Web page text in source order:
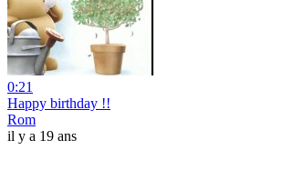
0:21
Happy birthday !!
Rom
il y a 19 ans